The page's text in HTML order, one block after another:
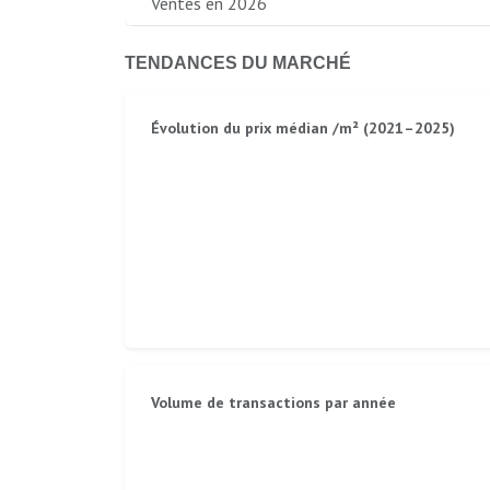
TENDANCES DU MARCHÉ
Évolution du prix médian /m² (2021–2025)
Volume de transactions par année